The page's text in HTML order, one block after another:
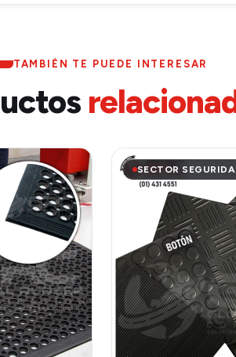
TAMBIÉN TE PUEDE INTERESAR
SECTOR